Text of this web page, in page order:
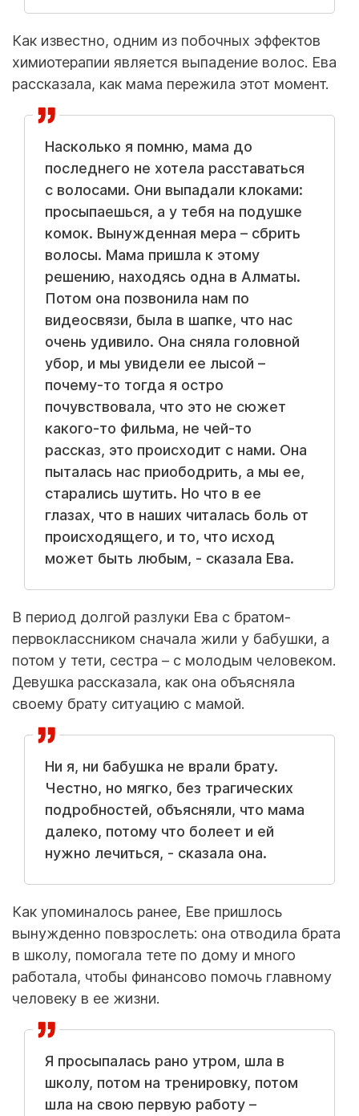
Как известно, одним из побочных эффектов
химиотерапии является выпадение волос. Ева
рассказала, как мама пережила этот момент.
Насколько я помню, мама до
последнего не хотела расставаться
с волосами. Они выпадали клоками:
просыпаешься, а у тебя на подушке
комок. Вынужденная мера – сбрить
волосы. Мама пришла к этому
решению, находясь одна в Алматы.
Потом она позвонила нам по
видеосвязи, была в шапке, что нас
очень удивило. Она сняла головной
убор, и мы увидели ее лысой –
почему-то тогда я остро
почувствовала, что это не сюжет
какого-то фильма, не чей-то
рассказ, это происходит с нами. Она
пыталась нас приободрить, а мы ее,
старались шутить. Но что в ее
глазах, что в наших читалась боль от
происходящего, и то, что исход
может быть любым, - сказала Ева.
В период долгой разлуки Ева с братом-
первоклассником сначала жили у бабушки, а
потом у тети, сестра – с молодым человеком.
Девушка рассказала, как она объясняла
своему брату ситуацию с мамой.
Ни я, ни бабушка не врали брату.
Честно, но мягко, без трагических
подробностей, объясняли, что мама
далеко, потому что болеет и ей
нужно лечиться, - сказала она.
Как упоминалось ранее, Еве пришлось
вынужденно повзрослеть: она отводила брата
в школу, помогала тете по дому и много
работала, чтобы финансово помочь главному
человеку в ее жизни.
Я просыпалась рано утром, шла в
школу, потом на тренировку, потом
шла на свою первую работу –